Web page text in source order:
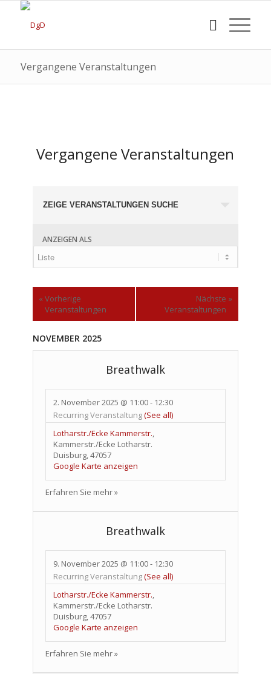
Vergangene Veranstaltungen
Vergangene Veranstaltungen
ZEIGE VERANSTALTUNGEN SUCHE
ANZEIGEN ALS
« Vorherige
Veranstaltungen
Nächste
Veranstaltungen
»
NOVEMBER 2025
Breathwalk
2. November 2025 @ 11:00- 12:30
Recurring Veranstaltung(See all)
Lotharstr./Ecke Kammerstr.,
Kammerstr./Ecke Lotharstr.
Duisburg,47057
Google Karte anzeigen
Erfahren Sie mehr »
Breathwalk
9. November 2025 @ 11:00- 12:30
Recurring Veranstaltung(See all)
Lotharstr./Ecke Kammerstr.,
Kammerstr./Ecke Lotharstr.
Duisburg,47057
Google Karte anzeigen
Erfahren Sie mehr »